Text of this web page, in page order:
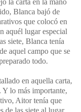
Blanca bajó de
que colocó en
aquél lugar especial
siete, Blanca tenía
aquel campo que se
todo.
en aquella carta,
lo más importante,
Aitor tenía que
de las siete al lugar